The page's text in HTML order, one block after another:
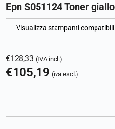
Epn S051124 Toner giallo
Visualizza stampanti compatibili
€128,33 (IVA incl.)
€105,19 (iva escl.)